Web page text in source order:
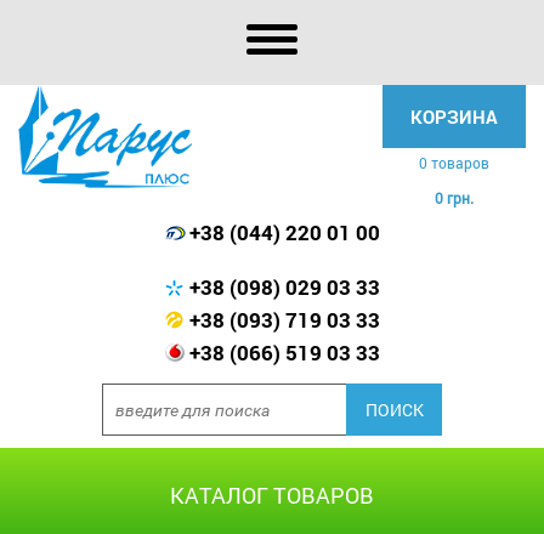
КОРЗИНА
0 товаров
0 грн.
+38 (044) 220 01 00
+38 (098) 029 03 33
+38 (093) 719 03 33
+38 (066) 519 03 33
КАТАЛОГ ТОВАРОВ